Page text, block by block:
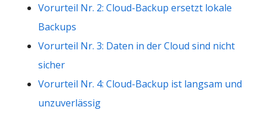
Vorurteil Nr. 2: Cloud-Backup ersetzt lokale
Backups
Vorurteil Nr. 3: Daten in der Cloud sind nicht
sicher
Vorurteil Nr. 4: Cloud-Backup ist langsam und
unzuverlässig